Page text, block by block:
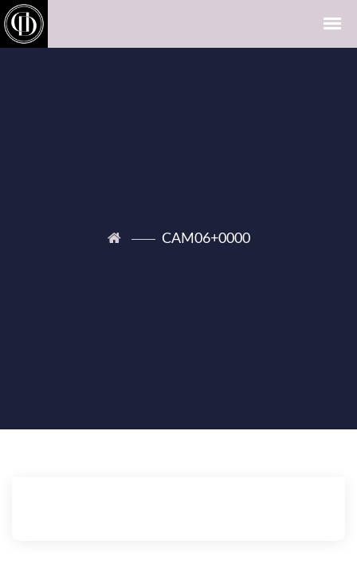
CAM06+0000